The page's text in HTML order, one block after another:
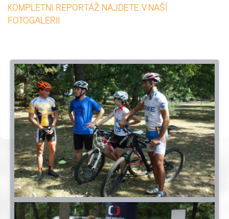
KOMPLETNI REPORTÁŽ NAJDETE V NAŠÍ
FOTOGALERII